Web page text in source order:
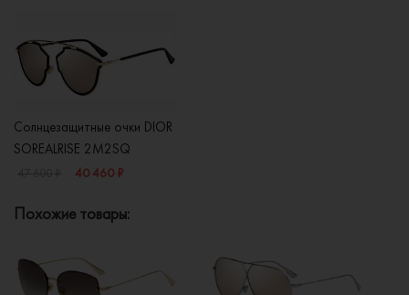
Солнцезащитные очки DIOR
SOREALRISE 2M2SQ
40 460 ₽
Похожие товары: